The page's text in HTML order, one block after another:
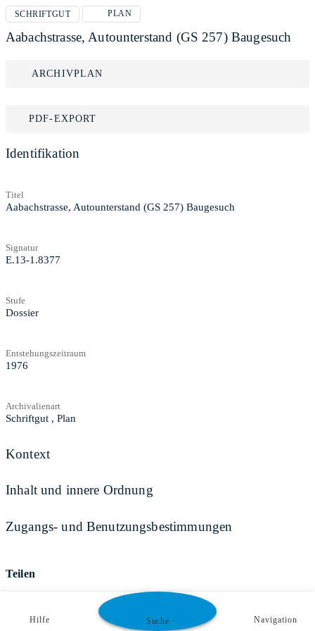
SCHRIFTGUT PLAN
Aabachstrasse, Autounterstand (GS 257) Baugesuch
ARCHIVPLAN
PDF-EXPORT
Identifikation
Titel
Aabachstrasse, Autounterstand (GS 257) Baugesuch
Signatur
E.13-1.8377
Stufe
Dossier
Entstehungszeitraum
1976
Archivalienart
Schriftgut , Plan
Kontext
Inhalt und innere Ordnung
Zugangs- und Benutzungsbestimmungen
Teilen
Hilfe Suche Navigation